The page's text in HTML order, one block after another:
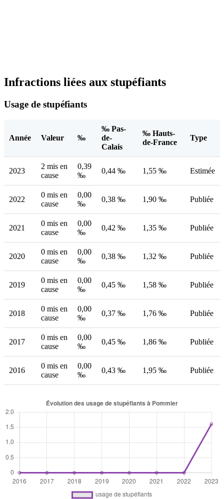
Infractions liées aux stupéfiants
Usage de stupéfiants
Année Valeur ‰
‰ Pas-
de-
Calais
‰ Hauts-
de-France
Type
2023
2 mis en
cause
0,39
‰
0,44 ‰ 1,55 ‰ Estimée
2022
0 mis en
cause
0,00
‰
0,38 ‰ 1,90 ‰ Publiée
2021
0 mis en
cause
0,00
‰
0,42 ‰ 1,35 ‰ Publiée
2020
0 mis en
cause
0,00
‰
0,38 ‰ 1,32 ‰ Publiée
2019
0 mis en
cause
0,00
‰
0,45 ‰ 1,58 ‰ Publiée
2018
0 mis en
cause
0,00
‰
0,37 ‰ 1,76 ‰ Publiée
2017
0 mis en
cause
0,00
‰
0,45 ‰ 1,86 ‰ Publiée
2016
0 mis en
cause
0,00
‰
0,43 ‰ 1,95 ‰ Publiée